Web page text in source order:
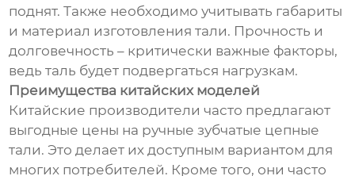
поднят. Также необходимо учитывать габариты
и материал изготовления тали. Прочность и
долговечность – критически важные факторы,
ведь таль будет подвергаться нагрузкам.
Преимущества китайских моделей
Китайские производители часто предлагают
выгодные цены на ручные зубчатые цепные
тали. Это делает их доступным вариантом для
многих потребителей. Кроме того, они часто